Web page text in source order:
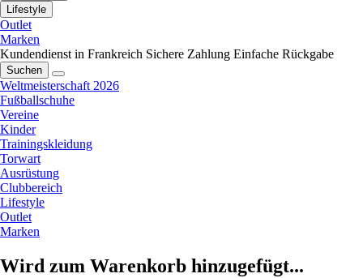
Lifestyle
Outlet
Marken
Kundendienst in Frankreich Sichere Zahlung Einfache Rückgabe
Suchen
Weltmeisterschaft 2026
Fußballschuhe
Vereine
Kinder
Trainingskleidung
Torwart
Ausrüstung
Clubbereich
Lifestyle
Outlet
Marken
Wird zum Warenkorb hinzugefügt...